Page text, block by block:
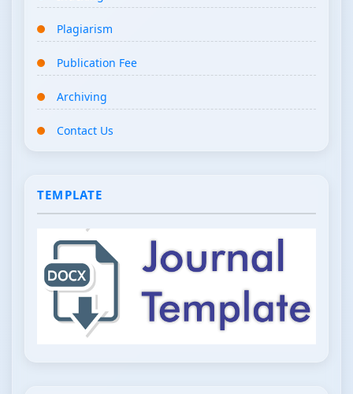
Plagiarism
Publication Fee
Archiving
Contact Us
TEMPLATE